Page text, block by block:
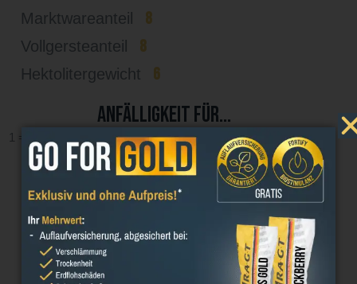
Marktwareanteil
8
Vollgersteanteil 8
Hektolitergewicht 6
Anfälligkeit für...
1 = gering, früh, kurz, niedrig, resistent; 9 = hoch, spät, lang,
stark, nicht resistent (BSA 2025)
Rhynchosporium 4
Ramularia